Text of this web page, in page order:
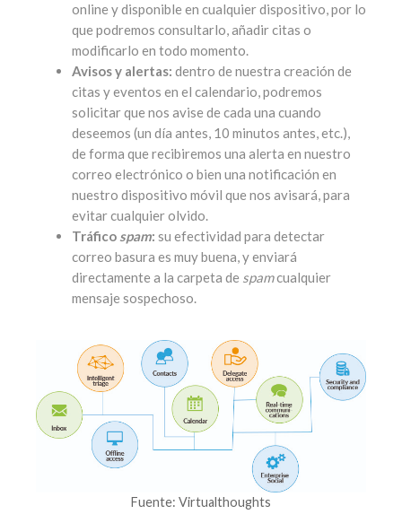
online y disponible en cualquier dispositivo, por lo
que podremos consultarlo, añadir citas o
modificarlo en todo momento.
Avisos y alertas: dentro de nuestra creación de
citas y eventos en el calendario, podremos
solicitar que nos avise de cada una cuando
deseemos (un día antes, 10 minutos antes, etc.),
de forma que recibiremos una alerta en nuestro
correo electrónico o bien una notificación en
nuestro dispositivo móvil que nos avisará, para
evitar cualquier olvido.
Tráfico spam: su efectividad para detectar
correo basura es muy buena, y enviará
directamente a la carpeta de spamcualquier
mensaje sospechoso.
Fuente: Virtualthoughts